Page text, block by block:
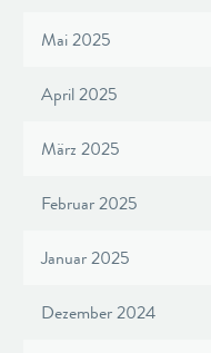
Mai 2025
April 2025
März 2025
Februar 2025
Januar 2025
Dezember 2024